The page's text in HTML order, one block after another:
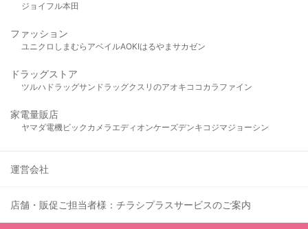
ジョイフル本田
ファッション
ユニクロ しまむら アベイルAOKIはるやま サカゼン
ドラッグストア
ツルハドラッグサンドラッグクスリのアオキ ココカラファイン
家電量販店
ヤマダ電機ビックカメラ エディオンケーズデンキ コジマジョーシン
運営会社
店舗・販促ご担当者様：チラシプラスサービスのご案内